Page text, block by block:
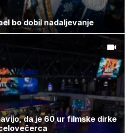
bo dobil nadaljevanje
da je 60 ur filmske dirke